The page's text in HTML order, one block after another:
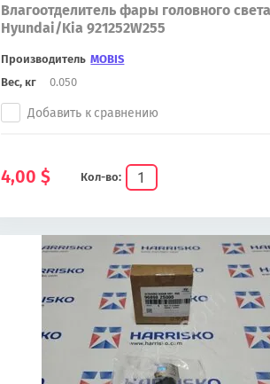
Влагоотделитель фары головного
Hyundai/Kia 921252W255
Производитель MOBIS
Вес, кг
0.050
Кол-во:
Добавить к сравнению
4,00 $